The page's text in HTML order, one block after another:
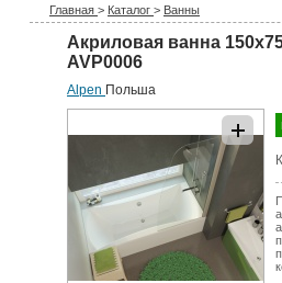
Главная > Каталог > Ванны
Акриловая ванна
AVP0006
Alpen Польша